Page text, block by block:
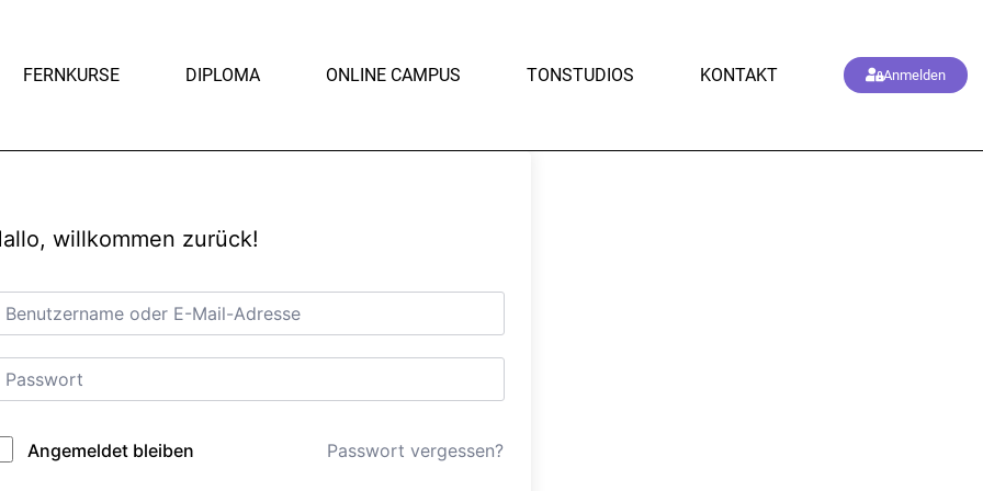
FERNKURSE DIPLOMA ONLINE CAMPUS TONSTUDIOS KONTAKT Anmelden
willkommen zurück!
Angemeldet bleiben Passwort vergessen?